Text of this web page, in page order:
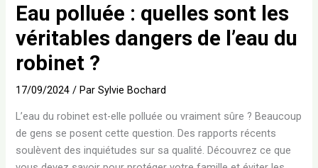
Eau polluée : quelles sont les
véritables dangers de l’eau du
robinet ?
17/09/2024/ ParSylvie Bochard
L’eau du robinet est-elle polluée ou vraiment sûre ? Beaucoup
de gens se posent cette question. Des rapports récents
soulèvent des inquiétudes sur sa qualité. Découvrez ce que